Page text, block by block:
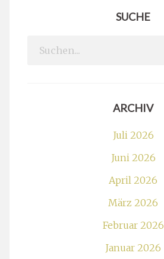
SUCHE
Search
ARCHIV
Juli 2026
Juni 2026
April 2026
März 2026
Februar 2026
Januar 2026